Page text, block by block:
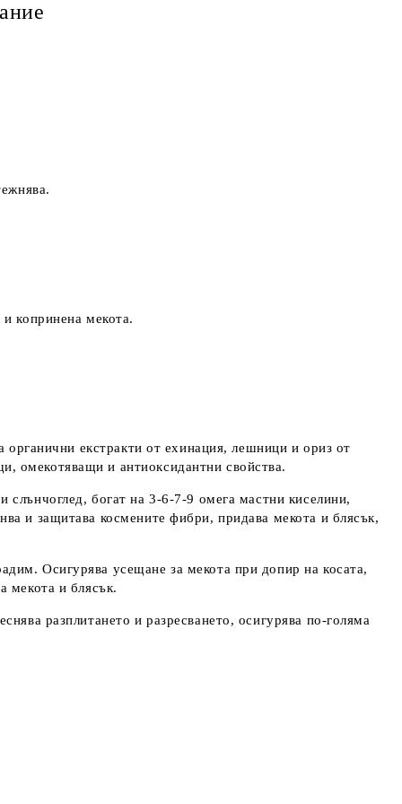
и копринена мекота.
екстракти от ехинация, лешници и ориз от
омекотяващи и антиоксидантни свойства.
богат на 3-6-7-9 омега мастни киселини,
и защитава космените фибри, придава мекота и блясък,
Осигурява усещане за мекота при допир на косата,
мекота и блясък.
разплитането и разресването, осигурява по-голяма